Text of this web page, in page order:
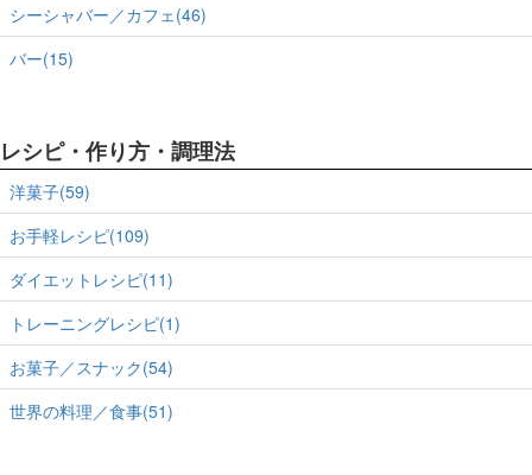
シーシャバー／カフェ(46)
バー(15)
レシピ・作り方・調理法
洋菓子(59)
お手軽レシピ(109)
ダイエットレシピ(11)
トレーニングレシピ(1)
お菓子／スナック(54)
世界の料理／食事(51)